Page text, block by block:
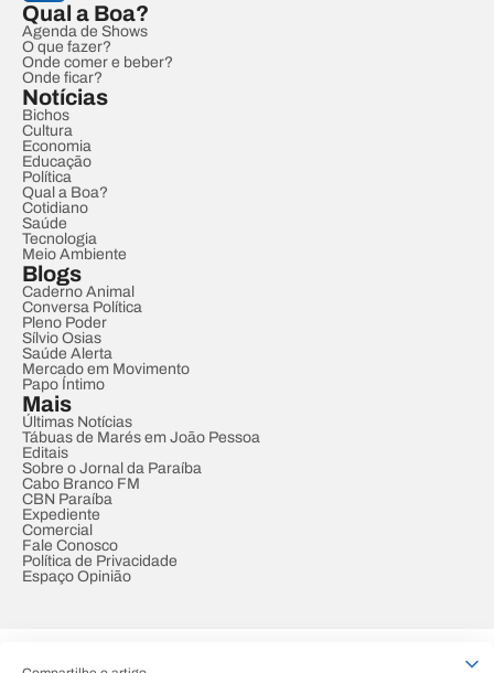
Qual a Boa?
Agenda de Shows
O que fazer?
Onde comer e beber?
Onde ficar?
Notícias
Bichos
Cultura
Economia
Educação
Política
Qual a Boa?
Cotidiano
Saúde
Tecnologia
Meio Ambiente
Blogs
Caderno Animal
Conversa Política
Pleno Poder
Sílvio Osias
Saúde Alerta
Mercado em Movimento
Papo Íntimo
Mais
Últimas Notícias
Tábuas de Marés em João Pessoa
Editais
Sobre o Jornal da Paraíba
Cabo Branco FM
CBN Paraíba
Expediente
Comercial
Fale Conosco
Política de Privacidade
Espaço Opinião